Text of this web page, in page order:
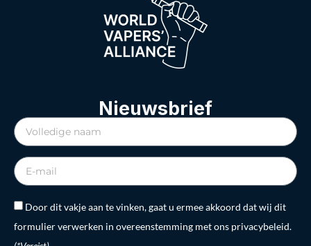
Nieuwsbrief
Door dit vakje aan te vinken, gaat u ermee akkoord dat wij dit
formulier verwerken in overeenstemming met ons privacybeleid.